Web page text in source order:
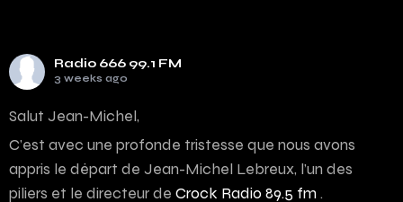
Radio 666 99.1 FM
3 weeks ago
Salut Jean-Michel,
C’est avec une profonde tristesse que nous avons
appris le départ de Jean-Michel Lebreux, l’un des
piliers et le directeur de Crock Radio 89.5 fm.